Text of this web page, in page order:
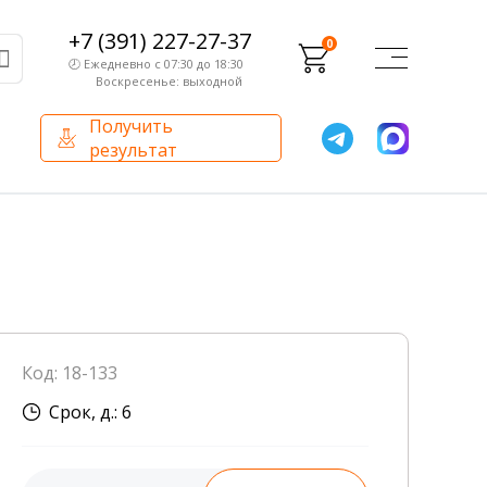
+7 (391) 227-27-37
🕗 Ежедневно с 07:30 до 18:30
Воскресенье: выходной
0
Получить
результат
Внутренний аудит
Сотрудники лаборатории
Код: 18-133
Срок, д.: 6